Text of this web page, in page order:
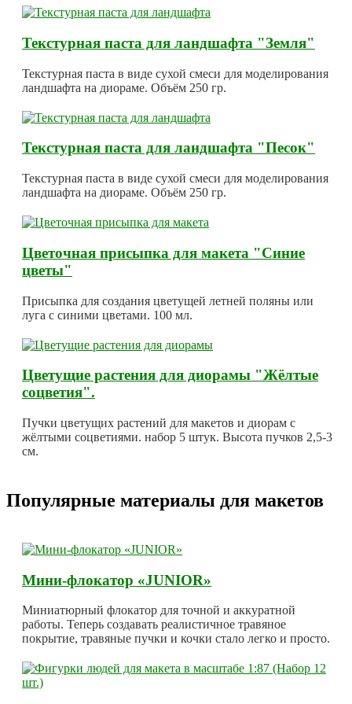
Текстурная паста для ландшафта "Земля"
Текстурная паста в виде сухой смеси для моделирования
ландшафта на диораме. Объём 250 гр.
Текстурная паста для ландшафта "Песок"
Текстурная паста в виде сухой смеси для моделирования
ландшафта на диораме. Объём 250 гр.
Цветочная присыпка для макета "Синие
цветы"
Присыпка для создания цветущей летней поляны или
луга с синими цветами. 100 мл.
Цветущие растения для диорамы "Жёлтые
соцветия".
Пучки цветущих растений для макетов и диорам с
жёлтыми соцветиями. набор 5 штук. Высота пучков 2,5-3
см.
Популярные материалы для макетов
Мини-флокатор «JUNIOR»
Миниатюрный флокатор для точной и аккуратной
работы. Теперь создавать реалистичное травяное
покрытие, травяные пучки и кочки стало легко и просто.